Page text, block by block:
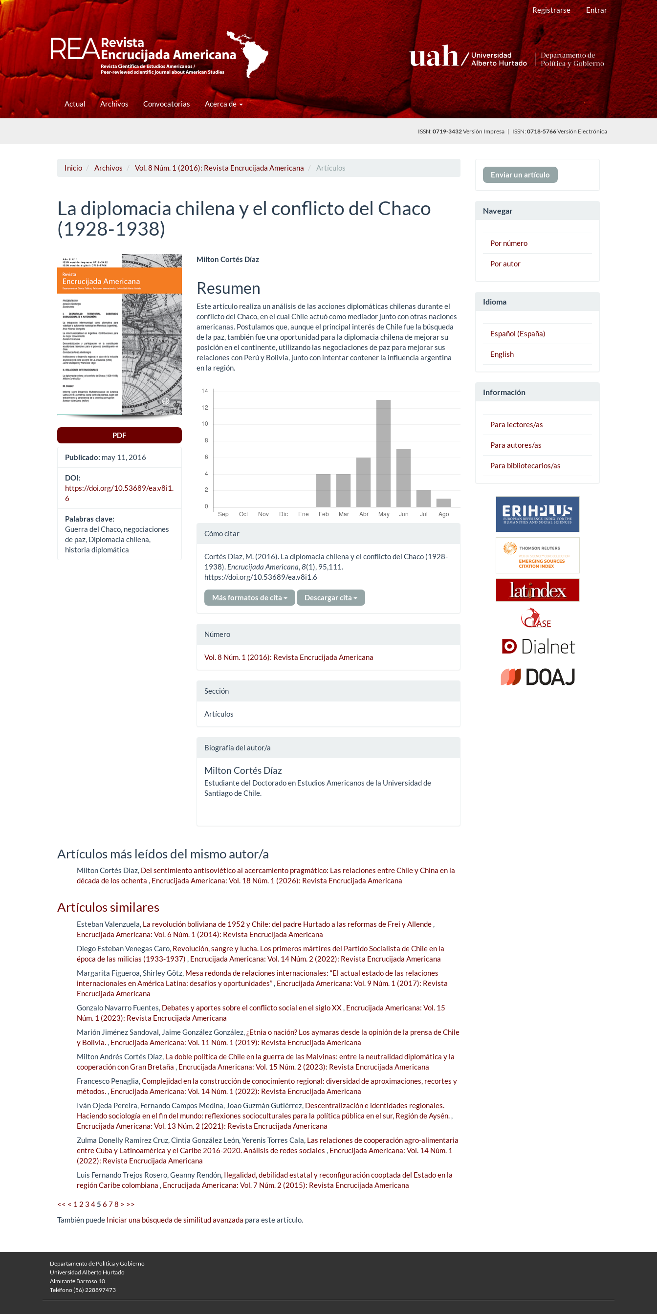
Navegación
Contenido
principal
Barra
Registrarse Entrar
Actual Archivos Convocatorias Acerca de
ISSN:0719-3432Versión Impresa | ISSN:0718-5766Versión Electrónica
Inicio Archivos Vol. 8 Núm. 1 (2016): Revista Encrucijada Americana Artículos
La diplomacia chilena y el conflicto del Chaco
(1928-1938)
Barra
lateral
del
artículo
PDF
Publicado: may 11, 2016
DOI:
https://doi.org/10.53689/ea.v8i1.
6
Palabras clave:
Guerra del Chaco, negociaciones
de paz, Diplomacia chilena,
historia diplomática
Contenido
principal
del
artículo
Milton Cortés Díaz
Resumen
Este artículo realiza un análisis de las acciones diplomáticas chilenas durante el
conflicto del Chaco, en el cual Chile actuó como mediador junto con otras naciones
americanas. Postulamos que, aunque el principal interés de Chile fue la búsqueda
de la paz, también fue una oportunidad para la diplomacia chilena de mejorar su
posición en el continente, utilizando las negociaciones de paz para mejorar sus
relaciones con Perú y Bolivia, junto con intentar contener la influencia argentina
en la región.
Detalles
artículo
Cómo citar
Cortés Díaz, M. (2016). La diplomacia chilena y el conflicto del Chaco (1928-
1938). Encrucijada Americana 8(1), 95,111.
https://doi.org/10.53689/ea.v8i1.6
Más formatos de cita Descargar cita
Número
Vol. 8 Núm. 1 (2016): Revista Encrucijada Americana
Sección
Artículos
Biografía del autor/a
Milton Cortés Díaz
Estudiante del Doctorado en Estudios Americanos de la Universidad de
Santiago de Chile.
Artículos más leídos del mismo autor/a
Milton Cortés Díaz, Del sentimiento antisoviético al acercamiento pragmático: Las relaciones entre Chile y China en la
década de los ochenta , Encrucijada Americana: Vol. 18 Núm. 1 (2026): Revista Encrucijada Americana
Artículos similares
Esteban Valenzuela, La revolución boliviana de 1952 y Chile: del padre Hurtado a las reformas de Frei y Allende
Encrucijada Americana: Vol. 6 Núm. 1 (2014): Revista Encrucijada Americana
Diego Esteban Venegas Caro, Revolución, sangre y lucha. Los primeros mártires del Partido Socialista de Chile en la
época de las milicias (1933-1937)
Encrucijada Americana: Vol. 14 Núm. 2 (2022): Revista Encrucijada Americana
Margarita Figueroa, Shirley Götz, Mesa redonda de relaciones internacionales: “El actual estado de las relaciones
internacionales en América Latina: desafíos y oportunidades” Encrucijada Americana: Vol. 9 Núm. 1 (2017): Revista
Encrucijada Americana
Gonzalo Navarro Fuentes, Debates y aportes sobre el conflicto social en el siglo XX Encrucijada Americana: Vol. 15
Núm. 1 (2023): Revista Encrucijada Americana
Marión Jiménez Sandoval, Jaime González González, ¿Etnia o nación? Los aymaras desde la opinión de la prensa de Chile
y Bolivia.
Encrucijada Americana: Vol. 11 Núm. 1 (2019): Revista Encrucijada Americana
Milton Andrés Cortés Díaz, La doble política de Chile en la guerra de las Malvinas: entre la neutralidad diplomática y la
cooperación con Gran Bretaña
Encrucijada Americana: Vol. 15 Núm. 2 (2023): Revista Encrucijada Americana
Francesco Penaglia, Complejidad en la construcción de conocimiento regional: diversidad de aproximaciones, recortes y
métodos.
Encrucijada Americana: Vol. 14 Núm. 1 (2022): Revista Encrucijada Americana
Iván Ojeda Pereira, Fernando Campos Medina, Joao Guzmán Gutiérrez, Descentralización e identidades regionales.
Haciendo sociología en el fin del mundo: reflexiones socioculturales para la política pública en el sur, Región de Aysén.
Encrucijada Americana: Vol. 13 Núm. 2 (2021): Revista Encrucijada Americana
Zulma Donelly Ramírez Cruz, Cintia González León, Yerenis Torres Cala, Las relaciones de cooperación agro-alimentaria
entre Cuba y Latinoamérica y el Caribe 2016-2020. Análisis de redes sociales
Encrucijada Americana: Vol. 14 Núm. 1
(2022): Revista Encrucijada Americana
Luis Fernando Trejos Rosero, Geanny Rendón, Ilegalidad, debilidad estatal y reconfiguración cooptada del Estado en la
región Caribe colombiana
Encrucijada Americana: Vol. 7 Núm. 2 (2015): Revista Encrucijada Americana
<< < 1 2 3 45 6 78 > >>
También puede Iniciar una búsqueda de similitud avanzada para este artículo.
Enviar
un
Enviar un artículo
Navegar
Por número
Por autor
Idioma
Español (España)
English
Información
Para lectores/as
Para autores/as
Para bibliotecarios/as
Departamento de Política y Gobierno
Universidad Alberto Hurtado
Almirante Barroso 10
Teléfono (56) 228897473